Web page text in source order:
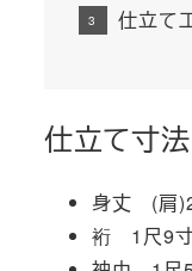
仕立て
仕立て寸法
身丈 (肩
裄 1尺9